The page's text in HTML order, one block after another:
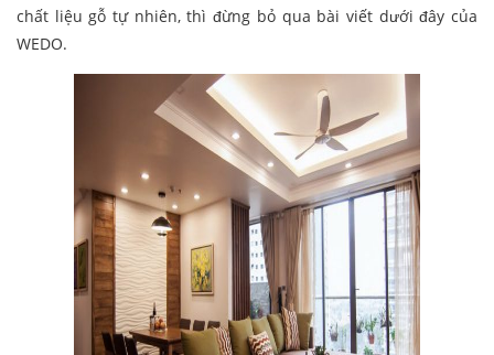
chất liệu gỗ tự nhiên, thì đừng bỏ qua bài viết dưới đây của
WEDO.